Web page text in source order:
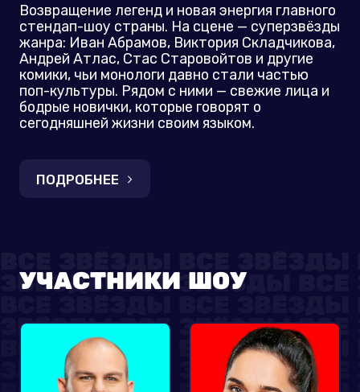
Возвращение легенд и новая энергия главного
стендап-шоу страны. На сцене — суперзвёзды
жанра: Иван Абрамов, Виктория Складчикова,
Андрей Атлас, Стас Старовойтов и другие
комики, чьи монологи давно стали частью
поп-культуры. Рядом с ними — свежие лица и
бодрые новички, которые говорят о
сегодняшней жизни своим языком.
ПОДРОБНЕЕ
УЧАСТНИКИ ШОУ